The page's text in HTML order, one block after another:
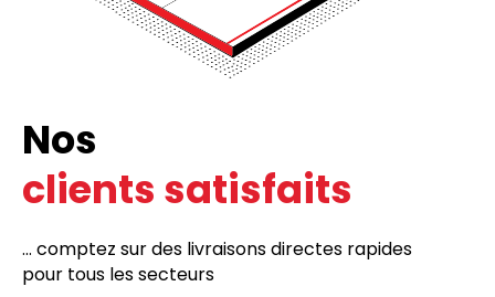
Nos
clients satisfaits
... comptez sur des livraisons directes rapides
pour tous les secteurs